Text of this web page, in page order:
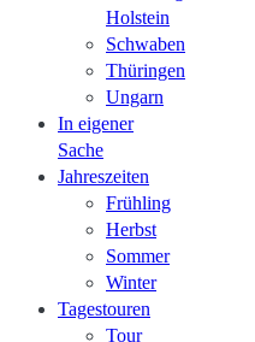
Holstein
Schwaben
Thüringen
Ungarn
In eigener
Sache
Jahreszeiten
Frühling
Herbst
Sommer
Winter
Tagestouren
Tour